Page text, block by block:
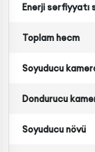
Enerji sərfiyyatı
Toplam həcm
Soyuducu
Dondurucu
Soyuducu növü